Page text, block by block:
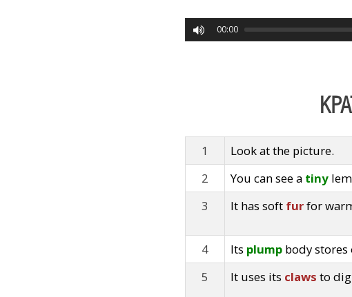
00:00
1 Look at the picture.
2
You can see a tiny
3
It has soft furfor
4
Its plump body stores
5
It uses its claws to